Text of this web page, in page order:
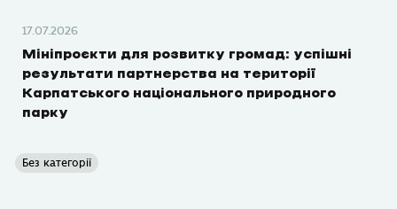
17.07.2026
Мініпроєкти для розвитку громад: успішні
результати партнерства на території
Карпатського національного природного
парку
Без категорії